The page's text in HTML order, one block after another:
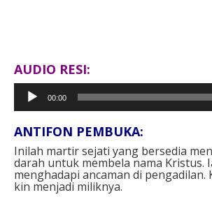
AUDIO RESI:
Pemutar
Audio
00:00
ANTIFON PEMBUKA:
Inilah martir sejati yang bersedia
darah untuk membela nama Kristus.
menghadapi ancaman di pengadilan.
kin menjadi miliknya.